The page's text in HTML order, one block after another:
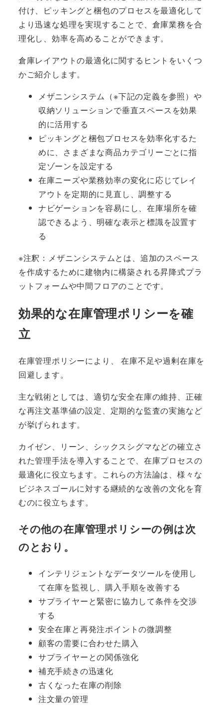
付け、ピッキングと梱包のプロセスを最適化して
より迅速な処理を実現することで、倉庫業務を合
理化し、効率を高めることができます。
倉庫レイアウトの最適化に関するヒントをいくつ
かご紹介します。
メザニンシステム（※下記の定義を参照）や
収納ソリューションで垂直スペースを効果
的に活用する
ピッキングと梱包プロセスを効率化するた
めに、さまざまな商品カテゴリーごとに指
定ゾーンを設定する
在庫ニーズや業務効率の変化に応じてレイ
アウトを定期的に見直し、調整する
ナビゲーションを容易にし、在庫場所を確
認できるよう、明確な表示と標識を設置す
る
※注釈：メザニンシステムとは、追加のスペース
を作成するために建物内に構築される昇降式プラ
ットフォームや中間フロアのことです。
効果的な在庫管理ポリシーを確
立
在庫管理ポリシーにより、 在庫不足や過剰在庫を
回避します。
主な戦術としては、適切な安全在庫の維持、正確
な再注文基準値の設定、定期的な監査の実施など
が挙げられます。
カイゼン、リーン、シックスシグマなどの確立さ
れた管理手法を導入することで、在庫プロセスの
最適化に役立ちます。これらの方法論は、様々な
ビジネスゴールに対する継続的な改善の文化を育
むのに役立ちます。
その他の在庫管理ポリシーの例は次
のとおり。
インテリジェントなデータツールを使用し
て在庫を監視し、購入手順を改善する
サプライヤーと緊密に協力して条件を交渉
する
安全在庫と再発注ポイントの微調整
顧客の需要に合わせた購入
サプライヤーとの関係強化
補充手続きの迅速化
古くなった在庫の削除
注文量の管理